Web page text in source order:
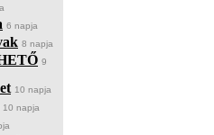
6 napja
8 napja
9
10 napja
10 napja